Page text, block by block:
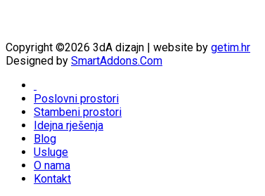
Copyright ©2026 3dA dizajn | website by getim.hr
Designed by SmartAddons.Com
Poslovni prostori
Stambeni prostori
Idejna rješenja
Blog
Usluge
O nama
Kontakt